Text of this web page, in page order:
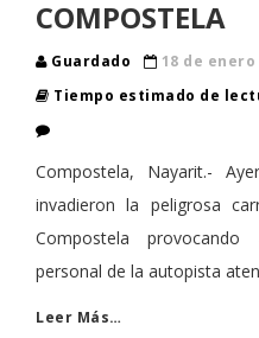
COMPOSTELA
Guardado
18 de enero
Tiempo estimado de
Compostela, Nayarit.-
invadieron la peligrosa
Compostela
personal de la autopista
Leer Más…